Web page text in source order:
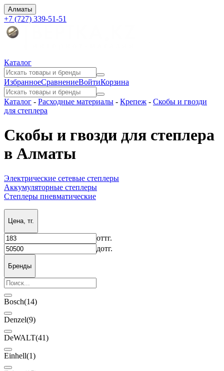
Алматы
+7 (727) 339-51-51
Каталог
ИзбранноеСравнениеВойтиКорзина
Каталог - Расходные материалы - Крепеж - Скобы и гвозди
для степлера
Скобы и гвозди для степлера
в Алматы
Электрические сетевые степлеры
Аккумуляторные степлеры
Степлеры пневматические
Цена, тг.
оттг.
дотг.
Бренды
Bosch(14)
Denzel(9)
DeWALT(41)
Einhell(1)